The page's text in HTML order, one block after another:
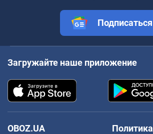
Подписаться
Загружайте наше приложение
OBOZ.UA
Политика